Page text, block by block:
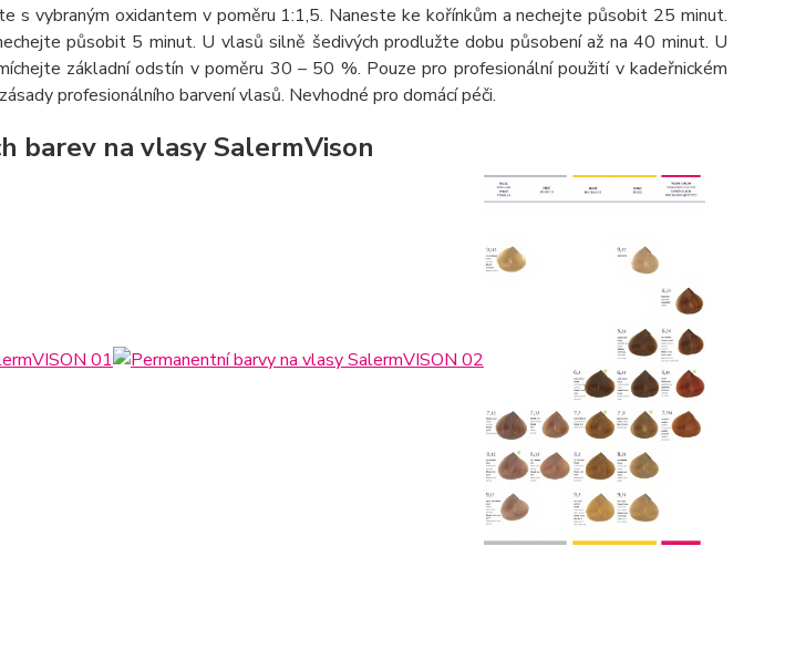
s vybraným oxidantem v poměru 1:1,5. Naneste ke kořínkům a nechejte působit 25 minut.
působit 5 minut. U vlasů silně šedivých prodlužte dobu působení až na 40 minut. U
základní odstín v poměru 30 – 50 %. Pouze pro profesionální použití v kadeřnickém
profesionálního barvení vlasů. Nevhodné pro domácí péči.
barev na vlasy SalermVison